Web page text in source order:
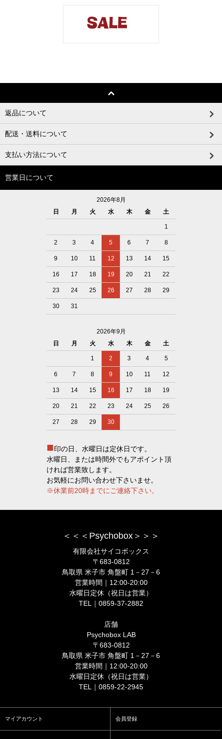
返品について
配送・送料について
支払い方法について
営業日について
2026年8月
日
月 火 水 木 金 土
1
2 3 4 5 6 7 8
9 10 11 12 13 14 15
16 17 18 19 20 21 22
23 24 25 26 27 28 29
30 31
2026年9月
日
月 火 水 木 金 土
1 2 3 4 5
6 7 8 9 10 11 12
13 14 15 16 17 18 19
20 21 22 23 24 25 26
27 28 29 30
■印の日、水曜日は定休日です。
水曜日、または時間外でもアポイント頂
ければ営業致します。
お気軽にお問い合わせ下さいませ。
※休業前20時までにご連絡下さい。
＜＜＜Psychobox＞＞＞
有限会社サイコボックス
〒683-0812
鳥取県 米子市 角盤町 1－27－6
営業時間｜12:00-20:00
水曜日定休（祝日は営業）
TEL｜0859-37-2882
店舗
Psychobox LAB
〒683-0812
鳥取県 米子市 角盤町 1－27－6
営業時間｜12:00-20:00
水曜日定休（祝日は営業）
TEL｜0859-22-2945
マイアカウント 会員登録